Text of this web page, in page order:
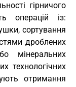
гірничого
операцій із:
сортування
дроблених
мінеральних
технологічних
отримання